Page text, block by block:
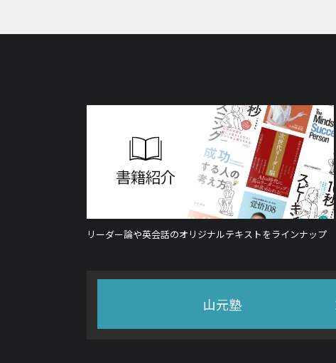
リーダー論や英会話のオリジナルテキストをラインナップ
山元塾